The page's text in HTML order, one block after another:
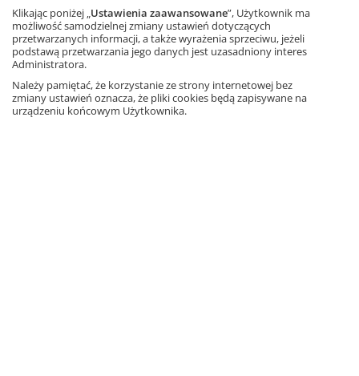
Pozdrawiam
Małgorzata Dobrowolska
Właścicielka firmy
Gdańskie Wydawnictwo Oświatowe
Pobierz Kodeks Dobrych Praktyk
Klikając poniżej „Ustawienia zaawansowane”, Użytkownik ma
możliwość samodzielnej zmiany ustawień dotyczących
przetwarzanych informacji, a także wyrażenia sprzeciwu, jeżeli
podstawą przetwarzania jego danych jest uzasadniony interes
Administratora.
Należy pamiętać, że korzystanie ze strony internetowej bez
zmiany ustawień oznacza, że pliki cookies będą zapisywane na
urządzeniu końcowym Użytkownika.